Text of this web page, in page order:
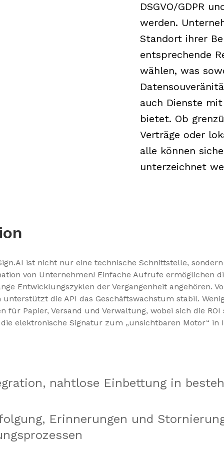
DSGVO/GDPR
werden.
Standort ihrer
entsprechende
wählen, was
auch Dienste
bietet. Ob
Verträge oder
alle können
unterzeichnet
ist nicht nur eine technische Schnittstelle,
von Unternehmen! Einfache Aufrufe ermöglichen
Entwicklungszyklen der Vergangenheit angehören.
die API das Geschäftswachstum stabil.
für Papier, Versand und Verwaltung, wobei sich die ROI
elektronische Signatur zum „unsichtbaren Motor“ in
nahtlose Einbettung in
Erinnerungen und